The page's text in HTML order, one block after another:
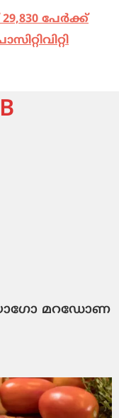
പേര്‍ക്ക്
മറഡോണ